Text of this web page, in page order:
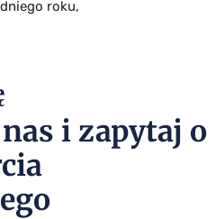
roku,
i zapytaj o